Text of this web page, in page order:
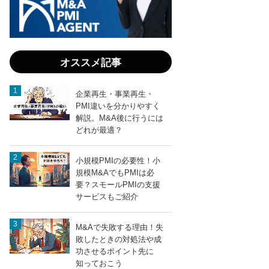
オススメ記事
企業再生・事業再生・
PMI違いを分かりやすく
解説。M&A後に行うには
どれが最適？
小規模PMIの必要性！小
規模M&AでもPMIは必
要？スモールPMIの支援
サービスもご紹介
M&Aで失敗する理由！失
敗したときの対処法や成
功させるポイント先に
知っておこう